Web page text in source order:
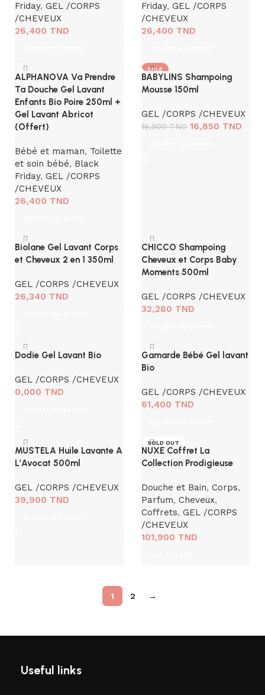
Friday, GEL /CORPS
/CHEVEUX
26,400 TND
Friday, GEL /CORPS
/CHEVEUX
26,400 TND
ALPHANOVA Va Prendre
Ta Douche Gel Lavant
Enfants Bio Poire 250ml +
Gel Lavant Abricot
(Offert)
Bébé et maman, Toilette
et soin bébé, Black
Friday, GEL /CORPS
/CHEVEUX
26,400 TND
SALE
BABYLINS Shampoing
Mousse 150ml
GEL /CORPS /CHEVEUX
16,900TND 16,850 TND
Biolane Gel Lavant Corps
et Cheveux 2 en 1 350ml
GEL /CORPS /CHEVEUX
26,340 TND
CHICCO Shampoing
Cheveux et Corps Baby
Moments 500ml
GEL /CORPS /CHEVEUX
32,280 TND
Dodie Gel Lavant Bio
GEL /CORPS /CHEVEUX
0,000 TND
Gamarde Bébé Gel lavant
Bio
GEL /CORPS /CHEVEUX
61,400 TND
MUSTELA Huile Lavante A
L’Avocat 500ml
GEL /CORPS /CHEVEUX
39,900 TND
SOLD OUT
NUXE Coffret La
Collection Prodigieuse
Douche et Bain, Corps,
Parfum, Cheveux,
Coffrets, GEL /CORPS
/CHEVEUX
101,900 TND
1 2 →
Useful links